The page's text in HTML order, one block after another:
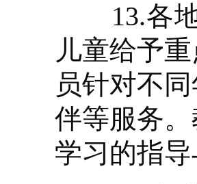
13.各地
儿童给予
员针对不
伴等服务
学习的指